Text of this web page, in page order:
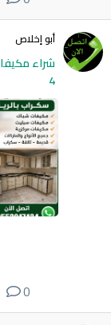
أبو إخلاص
4
0